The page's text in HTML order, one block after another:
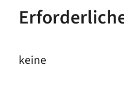
keine